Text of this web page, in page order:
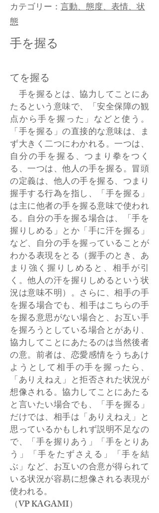
カテゴリー： 言動、態度、表情、状
態
手を握る
てを握る
手を握るとは、協力してことにあ
たるという意味で、「安全保障の観
点から手を握った」などと使う。
「手を握る」の直接的な意味は、ま
ず大きく二つにわかれる。一つは、
自分の手を握る、つまり拳をつく
る、一つは、他人の手を握る。冒頭
の定義は、他人の手を握る、つまり
握手する行為を指し、「手を握る」
は主に他者の手を握る意味で使われ
る。自分の手を握る場合は、「手を
握りしめる」とか「手に汗を握る」
など、自分の手を握っていることが
わかる表現をとる（握手のとき、あ
まり強く握りしめると、相手が引
く。他人の汗を握りしめるという状
況は意味不明）。さらに、相手の手
を握る場合でも、相手はこちらの手
を握る意思がない場合と、お互い手
を握ろうとしている場合とがあり、
協力してことにあたるのは当然後者
の意。前者は、恋愛感情をうちあけ
ようとして相手の手を握ったら、
「ありえねえ」と拒否された状況が
想像される。協力してことにあたる
と言いたい場合でも、「手を握る」
だけでは、相手は「ありえねえ」と
思っているかもしれず説明不足なの
で、「手を握りあう」「手をとりあ
う」「手をたずさえる」「手を結
ぶ」など、お互いの合意が得られて
いる状況が容易に想像される表現が
使われる。
​（VP KAGAMI）